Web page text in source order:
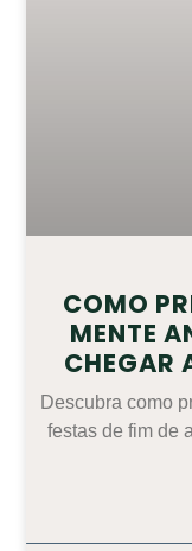
COMO
MENTE
CHEGAR
Descubra como
festas de fim de